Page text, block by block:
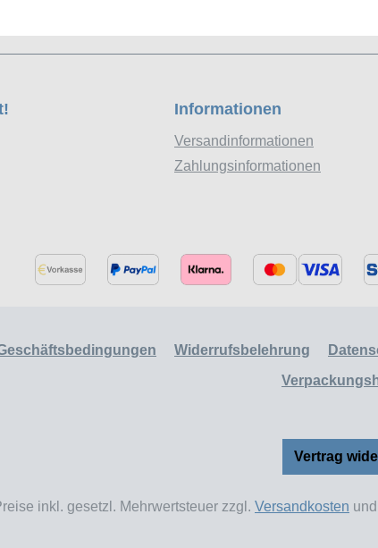
Informationen
Versandinformationen
Zahlungsinformationen
Widerrufsbelehrung
Vertrag
inkl. gesetzl. Mehrwertsteuer zzgl. Versandkosten